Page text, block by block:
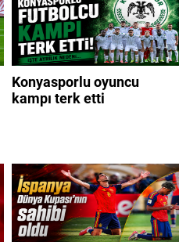
Konyasporlu oyuncu
kampı terk etti